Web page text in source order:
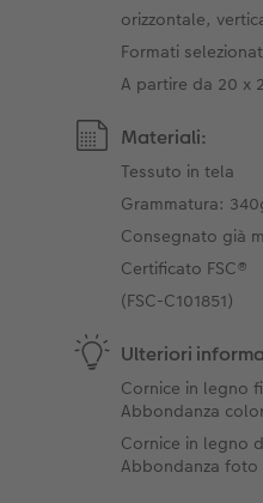
orizzontale,
Formati
A partire da 20 x
Materiali:
Tessuto in tela
Grammatura:
Consegnato già
Certificato FSC®
(FSC-C101851)
Ulteriori
Cornice in legno
Abbondanza
Cornice in legno
Abbondanza foto